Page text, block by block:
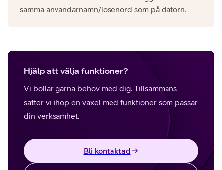
samma användarnamn/lösenord som på datorn.
Hjälp att välja funktioner?
Vi bollar gärna behov med dig. Tillsammans
sätter vi ihop en växel med funktioner som passar
din verksamhet.
Bli kontaktad